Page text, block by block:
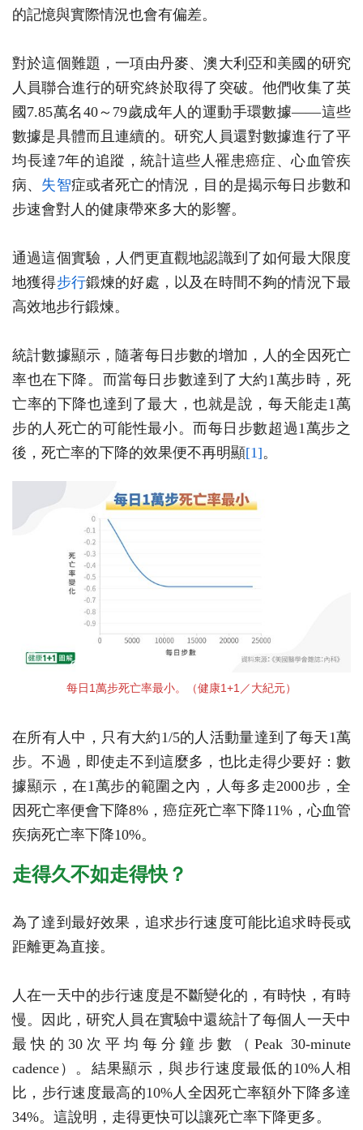
的記憶與實際情況也會有偏差。
對於這個難題，一項由丹麥、澳大利亞和美國的研究
人員聯合進行的研究終於取得了突破。他們收集了英
國7.85萬名40～79歲成年人的運動手環數據——這些
數據是具體而且連續的。研究人員還對數據進行了平
均長達7年的追蹤，統計這些人罹患癌症、心血管疾
病、 失智症或者死亡的情況，目的是揭示每日步數和
步速會對人的健康帶來多大的影響。
通過這個實驗，人們更直觀地認識到了如何最大限度
地獲得步行鍛煉的好處，以及在時間不夠的情況下最
高效地步行鍛煉。
統計數據顯示，隨著每日步數的增加，人的全因死亡
率也在下降。而當每日步數達到了大約1萬步時，死
亡率的下降也達到了最大，也就是說，每天能走1萬
步的人死亡的可能性最小。而每日步數超過1萬步之
後，死亡率的下降的效果便不再明顯[1]。
每日1萬步死亡率最小。（健康1+1／大紀元）
在所有人中，只有大約1/5的人活動量達到了每天1萬
步。不過，即使走不到這麼多，也比走得少要好：數
據顯示，在1萬步的範圍之內，人每多走2000步，全
因死亡率便會下降8%，癌症死亡率下降11%，心血管
疾病死亡率下降10%。
走得久不如走得快？
為了達到最好效果，追求步行速度可能比追求時長或
距離更為直接。
人在一天中的步行速度是不斷變化的，有時快，有時
慢。因此，研究人員在實驗中還統計了每個人一天中
最快的30次平均每分鐘步數（Peak 30-minute
cadence）。結果顯示，與步行速度最低的10%人相
比，步行速度最高的10%人全因死亡率額外下降多達
34%。這說明，走得更快可以讓死亡率下降更多。